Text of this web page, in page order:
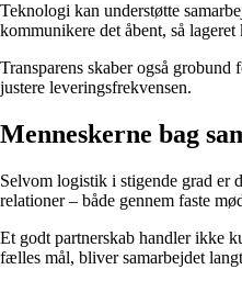
Teknologi kan understøtte
kommunikere det åbent, så
Transparens skaber også
justere leveringsfrekvensen.
Menneskerne bag
Selvom logistik i stigende grad er
relationer – både gennem faste
Et godt partnerskab handler ikke
fælles mål, bliver samarbejdet